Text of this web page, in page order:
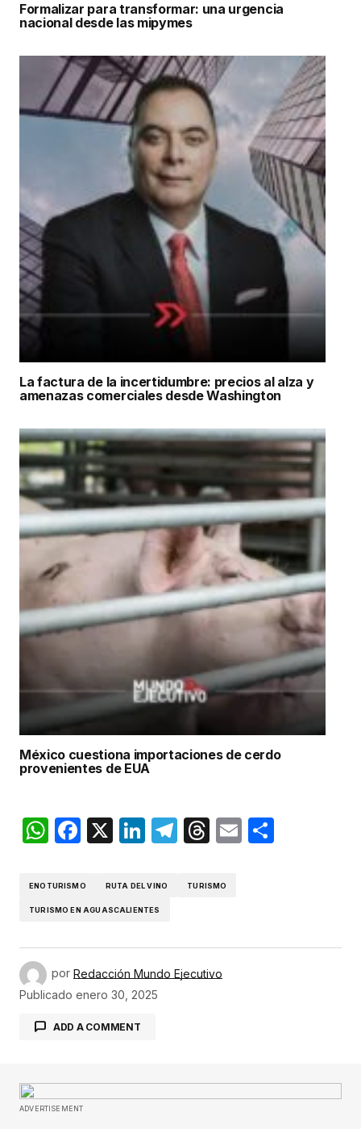
Formalizar para transformar: una urgencia
nacional desde las mipymes
La factura de la incertidumbre: precios al alza y
amenazas comerciales desde Washington
México cuestiona importaciones de cerdo
provenientes de EUA
WhatsApp
Facebook
X LinkedIn
Telegram
Threads
Email
ENOTURISMO RUTA DEL VINO TURISMO
TURISMO EN AGUASCALIENTES
por Redacción Mundo Ejecutivo
Publicado enero 30, 2025
ADD A COMMENT
Tu dirección de correo electrónico no será
publicada.
ADVERTISEMENT